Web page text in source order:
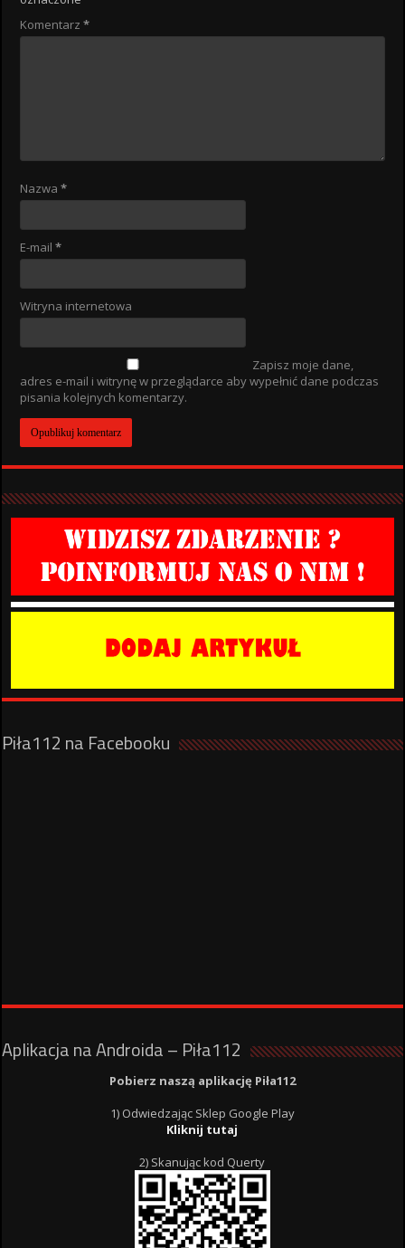
Komentarz*
Nazwa*
E-mail*
Witryna internetowa
Zapisz moje dane,
adres e-mail i witrynę w przeglądarce aby wypełnić dane podczas
pisania kolejnych komentarzy.
Piła112 na Facebooku
Aplikacja na Androida – Piła112
Pobierz naszą aplikację Piła112
1) Odwiedzając Sklep Google Play
Kliknij tutaj
2) Skanując kod Querty